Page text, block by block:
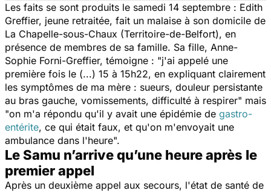
Les faits se sont produits le samedi 14 septembre : Edith
Greffier, jeune retraitée, fait un malaise à son domicile de
La Chapelle-sous-Chaux (Territoire-de-Belfort), en
présence de membres de sa famille. Sa fille, Anne-
Sophie Forni-Greffier, témoigne : "j'ai appelé une
première fois le (...) 15 à 15h22, en expliquant clairement
les symptômes de ma mère : sueurs, douleur persistante
au bras gauche, vomissements, difficulté à respirer" mais
"on m'a répondu qu'il y avait une épidémie de gastro-
entérite, ce qui était faux, et qu'on m'envoyait une
ambulance dans l'heure".
Le Samu n’arrive qu’une heure après le
premier appel
Après un deuxième appel aux secours, l'état de santé de